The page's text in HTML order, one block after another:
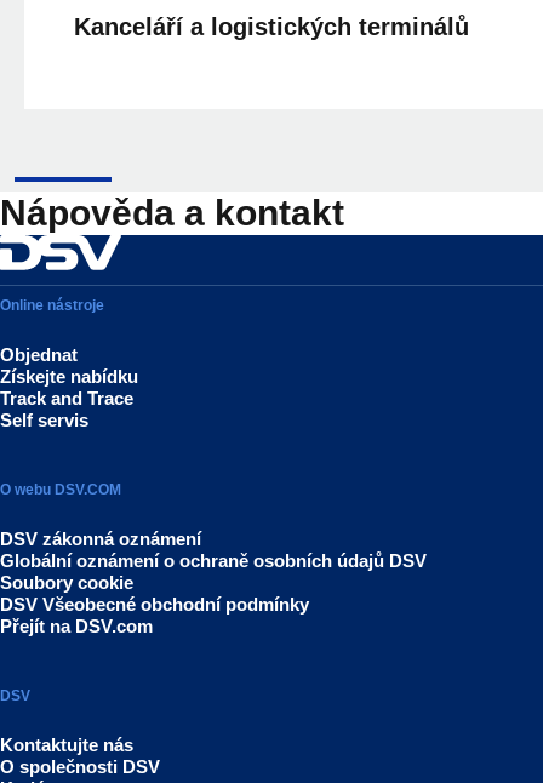
Kanceláří a logistických terminálů
Nápověda a kontakt
Online nástroje
Objednat
Získejte nabídku
Track and Trace
Self servis
O webu DSV.COM
DSV zákonná oznámení
Globální oznámení o ochraně osobních údajů DSV
Soubory cookie
DSV Všeobecné obchodní podmínky
Přejít na DSV.com
DSV
Kontaktujte nás
O společnosti DSV